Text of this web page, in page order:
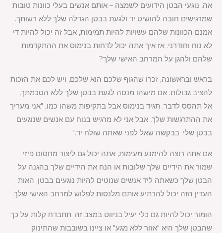
אה, נוגעי הבטן הידועים לשמצה – אותם אנשים בעלי כוונות טובות
שמרגישים חובה להושיט יד ולגעת בבטן הגדלה שלך ללא רשותך.
אמנם הכוונות שלהם עשויות להיות תמימות, אבל זה יכול להיות די
לא נוח וחודרני. אז איך אתה יכול לדחות בנימוס את ההתקדמות
שלהם ולהגן על המרחב האישי שלך?
בראש ובראשונה, זכרו שהגוף שלכם הוא שלכם, ויש לכם את הזכות
להציב גבולות. אם מישהו מנסה לגעת בבטן שלך ללא הסכמתך,
אל תהסס לדבר. תגיד בנימוס אבל בתקיפות משהו כמו, "אני מעריך
את ההתרגשות שלך, אבל אני לא מרגיש בנוח עם אנשים שנוגעים
בבטן שלי. בבקשה שאל לפני שאתה שולח יד."
אם אתה רוצה להימנע מעימות, אתה יכול גם ליצור מחסום פיזי.
שמור את הידיים שלך שלובות או הנח את הידיים שלך בהגנה על
הבטן שלך כשאתה ליד אנשים שנוטים להיות נוגעים בבטן. האות
העדין הזה יכול להרתיע אותם מלנסות לפלוש למרחב האישי שלך.
הומור יכול להיות גם כלי יעיל בניווט במצב זה. תתבדח קלות על כך
שהבטן שלך היא "אזור ללא מגע" או ציינו בשובבות שהתינוק